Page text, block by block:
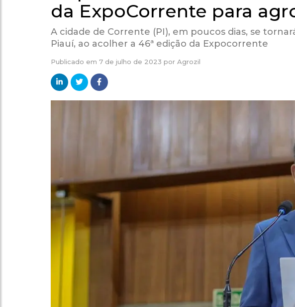
da ExpoCorrente para
A cidade de Corrente (PI), em poucos dias, se
Piauí, ao acolher a 46ª edição da Expocorrente
Publicado em 7 de julho de 2023 por Agrozil